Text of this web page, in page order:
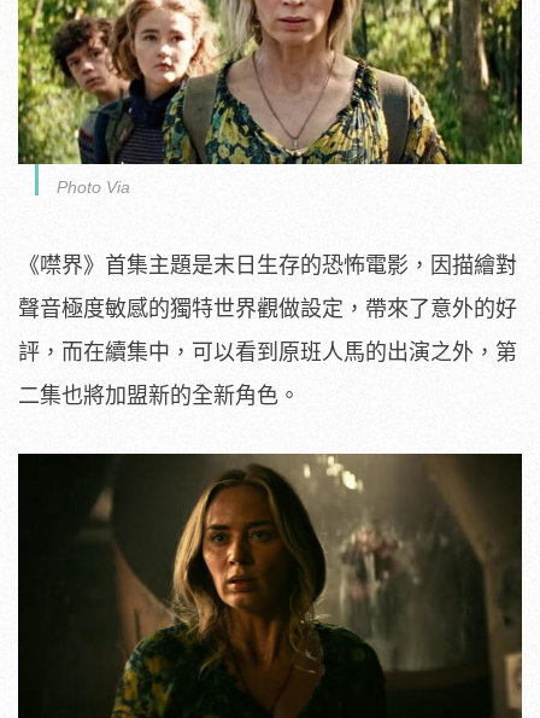
Photo Via
《噤界》首集主題是末日生存的恐怖電影，因描繪對
聲音極度敏感的獨特世界觀做設定，帶來了意外的好
評，而在續集中，可以看到原班人馬的出演之外，第
二集也將加盟新的全新角色。